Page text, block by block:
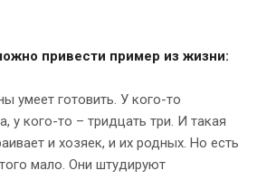
привести пример из жизни:
умеет готовить. У кого-то
у кого-то – тридцать три. И такая
и хозяек, и их родных. Но есть
мало. Они штудируют